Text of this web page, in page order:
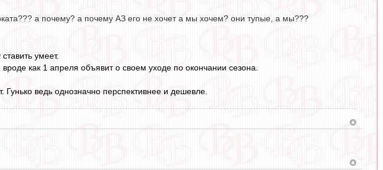
а почему? а почему АЗ его не хочет а мы хочем? они тупые, а мы???
умеет.
как 1 апреля объявит о своем уходе по окончании сезона.
ведь однозначно перспективнее и дешевле.